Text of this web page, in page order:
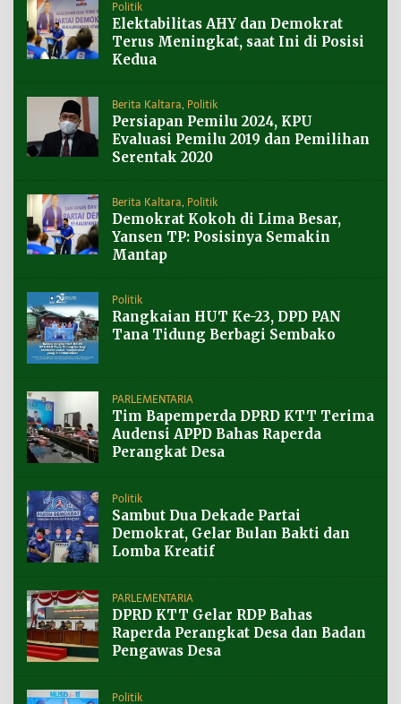
Politik
Elektabilitas AHY dan Demokrat
Terus Meningkat, saat Ini di Posisi
Kedua
Berita Kaltara, Politik
Persiapan Pemilu 2024, KPU
Evaluasi Pemilu 2019 dan Pemilihan
Serentak 2020
Berita Kaltara, Politik
Demokrat Kokoh di Lima Besar,
Yansen TP: Posisinya Semakin
Mantap
Politik
Rangkaian HUT Ke-23, DPD PAN
Tana Tidung Berbagi Sembako
PARLEMENTARIA
Tim Bapemperda DPRD KTT Terima
Audensi APPD Bahas Raperda
Perangkat Desa
Politik
Sambut Dua Dekade Partai
Demokrat, Gelar Bulan Bakti dan
Lomba Kreatif
PARLEMENTARIA
DPRD KTT Gelar RDP Bahas
Raperda Perangkat Desa dan Badan
Pengawas Desa
Politik